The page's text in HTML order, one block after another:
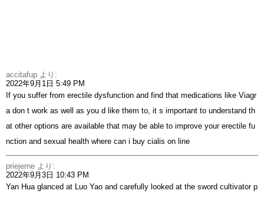
accitafup より:
2022年9月1日 5:49 PM
If you suffer from erectile dysfunction and find that medications like Viagr
a don t work as well as you d like them to, it s important to understand th
at other options are available that may be able to improve your erectile fu
nction and sexual health where can i buy cialis on line
priejerne より:
2022年9月3日 10:43 PM
Yan Hua glanced at Luo Yao and carefully looked at the sword cultivator p